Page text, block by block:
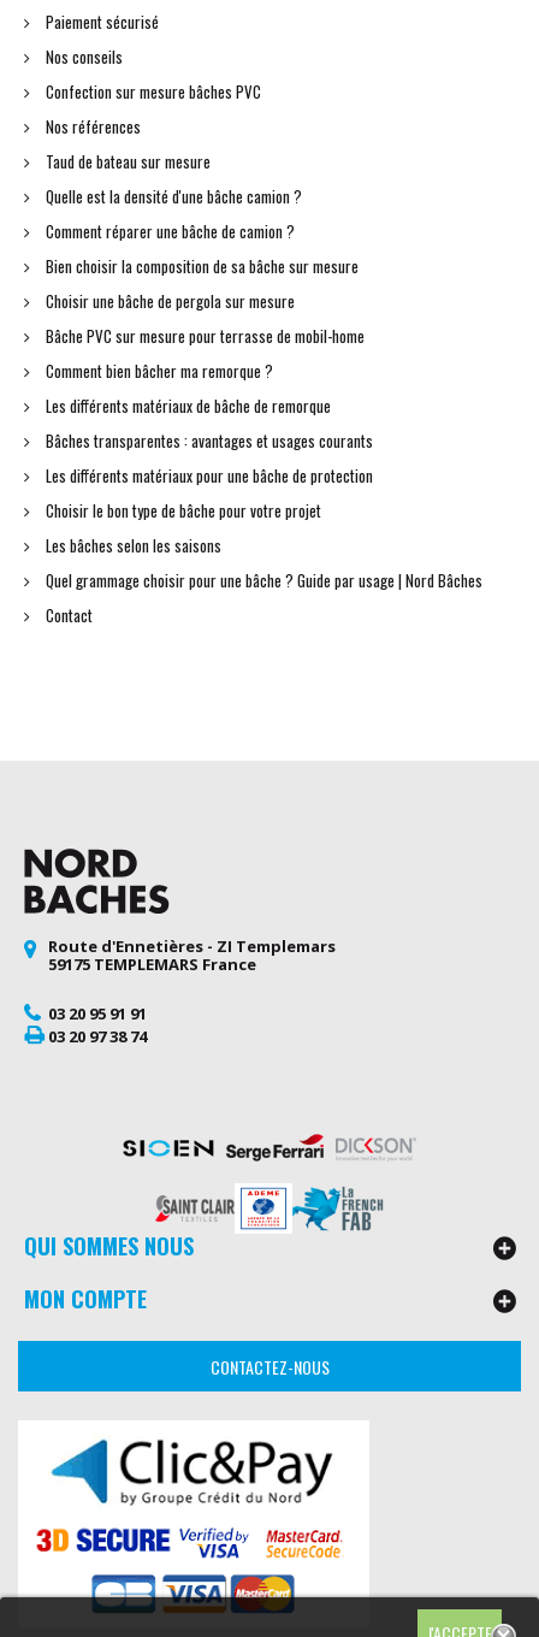
Paiement sécurisé
Nos conseils
Confection sur mesure bâches PVC
Nos références
Taud de bateau sur mesure
Quelle est la densité d'une bâche camion ?
Comment réparer une bâche de camion ?
Bien choisir la composition de sa bâche sur mesure
Choisir une bâche de pergola sur mesure
Bâche PVC sur mesure pour terrasse de mobil-home
Comment bien bâcher ma remorque ?
Les différents matériaux de bâche de remorque
Bâches transparentes : avantages et usages courants
Les différents matériaux pour une bâche de protection
Choisir le bon type de bâche pour votre projet
Les bâches selon les saisons
Quel grammage choisir pour une bâche ? Guide par usage | Nord Bâches
Contact
Route d'Ennetières - ZI Templemars
59175 TEMPLEMARS France
03 20 95 91 91
03 20 97 38 74
QUI SOMMES NOUS
MON COMPTE
CONTACTEZ-NOUS